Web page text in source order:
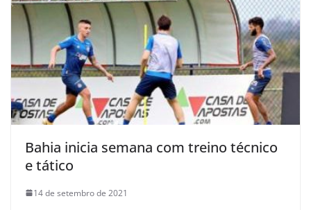
Bahia inicia semana com treino técnico
e tático
14 de setembro de 2021